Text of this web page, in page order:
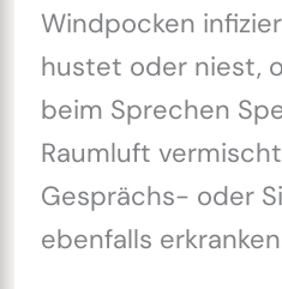
Windpocken
hustet oder niest,
beim Sprechen
Raumluft
Gesprächs- oder
ebenfalls